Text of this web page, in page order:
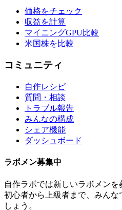
価格をチェック
収益を計算
マイニングGPU比較
米国株を比較
コミュニティ
自作レシピ
質問・相談
トラブル報告
みんなの構成
シェア機能
ダッシュボード
ラボメン募集中
自作ラボでは新しいラボメンを
初心者から上級者まで、みんな
しょう。